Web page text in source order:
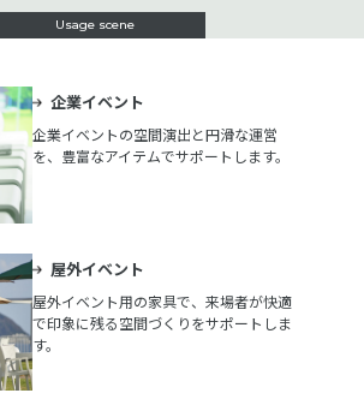
Usage scene
企業イベント
企業イベントの空間演出と円滑な運営
を、豊富なアイテムでサポートします。
屋外イベント
屋外イベント用の家具で、来場者が快適
で印象に残る空間づくりをサポートしま
す。